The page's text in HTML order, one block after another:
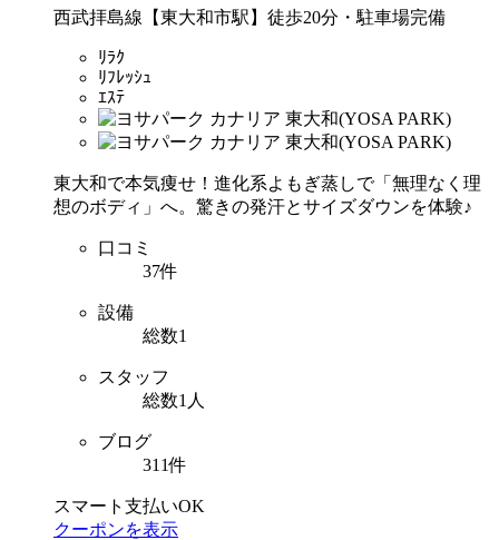
西武拝島線【東大和市駅】徒歩20分・駐車場完備
ﾘﾗｸ
ﾘﾌﾚｯｼｭ
ｴｽﾃ
東大和で本気痩せ！進化系よもぎ蒸しで「無理なく理
想のボディ」へ。驚きの発汗とサイズダウンを体験♪
口コミ
37件
設備
総数1
スタッフ
総数1人
ブログ
311件
スマート支払いOK
クーポンを表示